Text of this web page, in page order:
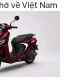
về Việt Nam